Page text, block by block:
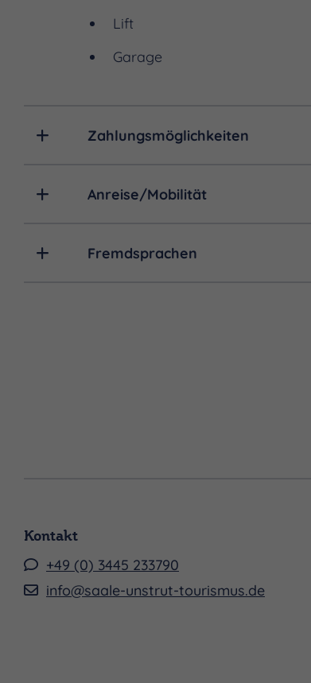
Lift
Garage
Zahlungsmöglichkeiten
Anreise/Mobilität
Fremdsprachen
Kontakt
+49 (0) 3445 233790
info@saale-unstrut-tourismus.de